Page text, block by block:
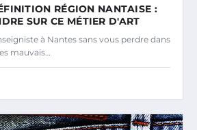
RÉGION NANTAISE :
SUR CE MÉTIER D'ART
à Nantes sans vous perdre dans
mauvais…